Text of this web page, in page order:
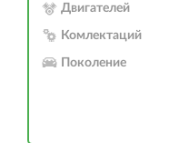
Двигателей
Комлектаций
Поколение